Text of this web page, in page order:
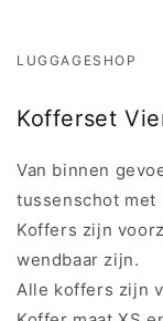
LUGGAGESHOP
Kofferset
Van binnen
tussenschot met
Koffers zijn
wendbaar zijn.
Alle koffers zijn